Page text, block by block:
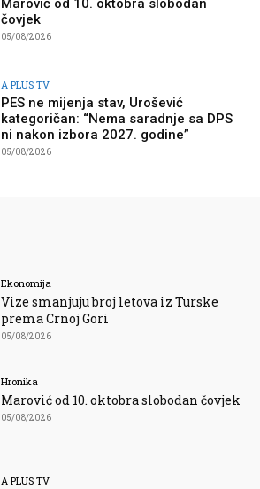
Marović od 10. oktobra slobodan
čovjek
05/08/2026
A PLUS TV
PES ne mijenja stav, Urošević
kategoričan: “Nema saradnje sa DPS
ni nakon izbora 2027. godine”
05/08/2026
Ekonomija
Vize smanjuju broj letova iz Turske
prema Crnoj Gori
05/08/2026
Hronika
Marović od 10. oktobra slobodan čovjek
05/08/2026
A PLUS TV